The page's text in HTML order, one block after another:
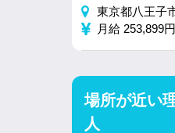
東京都八王子
月給 253,899
場所が近い
人